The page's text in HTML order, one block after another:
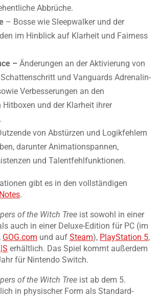
Abbrüche.
– Bosse wie Sleepwalker und der
im Hinblick auf Klarheit und Fairness
– Änderungen an der Aktivierung von
und Vanguards Adrenalin-
Verbesserungen an den
Hitboxen und der Klarheit ihrer
von Abstürzen und Logikfehlern
darunter Animationspannen,
und Talentfehlfunktionen.
gibt es in den vollständigen
.
of the Witch Tree ist sowohl in einer
auch in einer Deluxe-Edition für PC (im
, GOG.com und auf Steam), PlayStation 5,
erhältlich. Das Spiel kommt außerdem
für Nintendo Switch.
of the Witch Tree ist ab dem 5.
in physischer Form als Standard-